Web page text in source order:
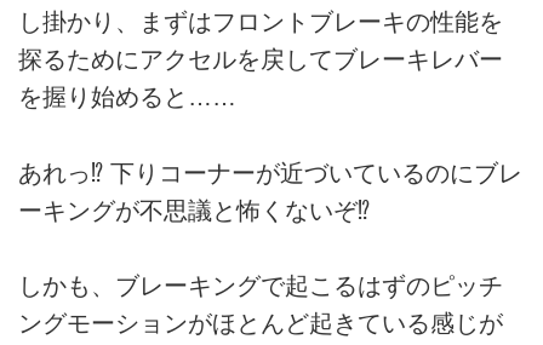
し掛かり、まずはフロントブレーキの性能を
探るためにアクセルを戻してブレーキレバー
を握り始めると……
あれっ⁉︎ 下りコーナーが近づいているのにブレ
ーキングが不思議と怖くないぞ⁉︎
しかも、ブレーキングで起こるはずのピッチ
ングモーションがほとんど起きている感じが